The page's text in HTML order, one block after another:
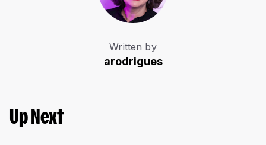
Written by
arodrigues
Up Next